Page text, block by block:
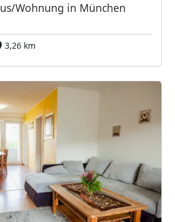
Wohnung in München
3,26 km